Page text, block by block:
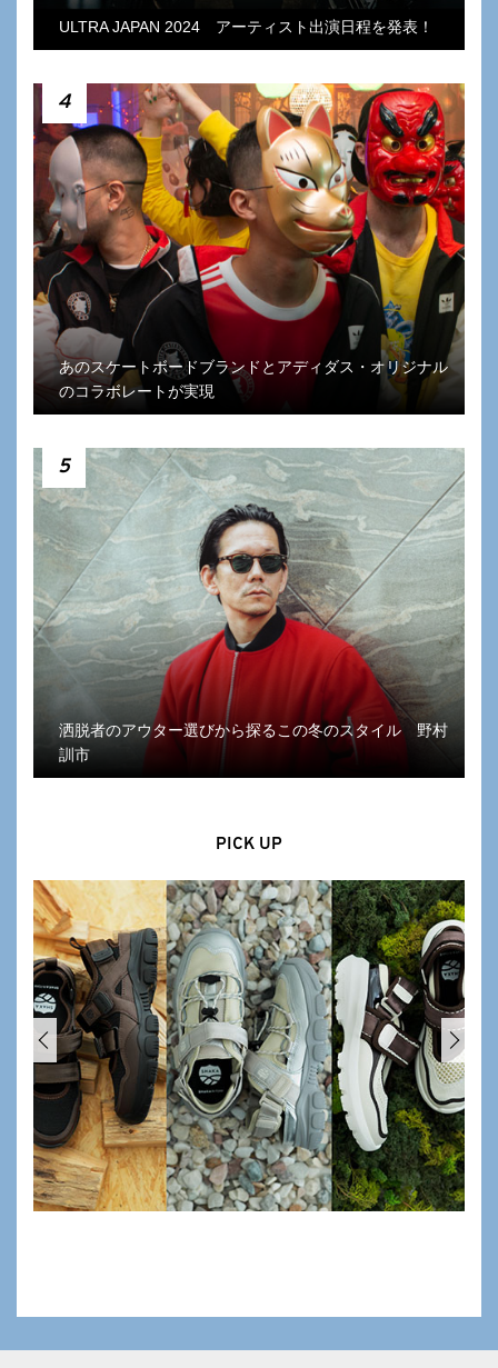
ULTRA JAPAN 2024 アーティスト出演日程を発表！
4
あのスケートボードブランドとアディダス・オリジナル
のコラボレートが実現
5
洒脱者のアウター選びから探るこの冬のスタイル 野村
訓市
PICK UP